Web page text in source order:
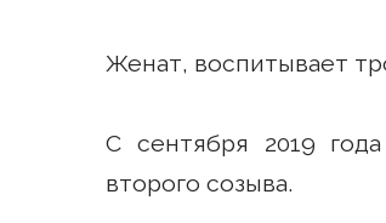
Женат, воспитывает
С сентября 2019
второго созыва.